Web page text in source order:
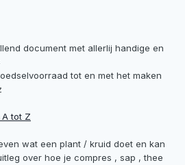
document met allerlij handige en
tot en met het maken
tot Z
wat een plant / kruid doet en kan
over hoe je compres , sap , thee